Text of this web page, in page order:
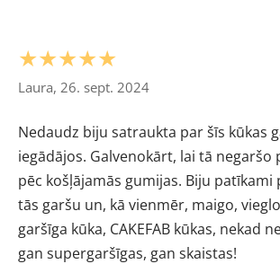
★★★★★
Laura, 26. sept. 2024
Nedaudz biju satraukta par šīs kūkas
iegādājos. Galvenokārt, lai tā negaršo
pēc košļājamās gumijas. Biju
tās garšu un, kā vienmēr, maigo,
garšīga kūka, CAKEFAB kūkas, nekad
gan supergaršīgas, gan skaistas!